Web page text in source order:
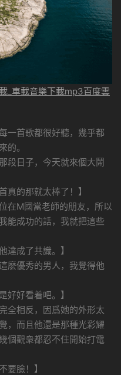
_車載音樂下載mp3百度雲
一首歌都很好聽，幾乎都
的。
段日子，今天就來個大鬧
真的那就太棒了！】
在M國當老師的朋友，所以
能成功的話，我就把這些
達成了共識。】
麽優秀的男人，我覺得他
好好看着吧。】
全相反，因爲她的外形太
，而且他還是那種光彩耀
個觀衆都忍不住開始打電
要臉！】